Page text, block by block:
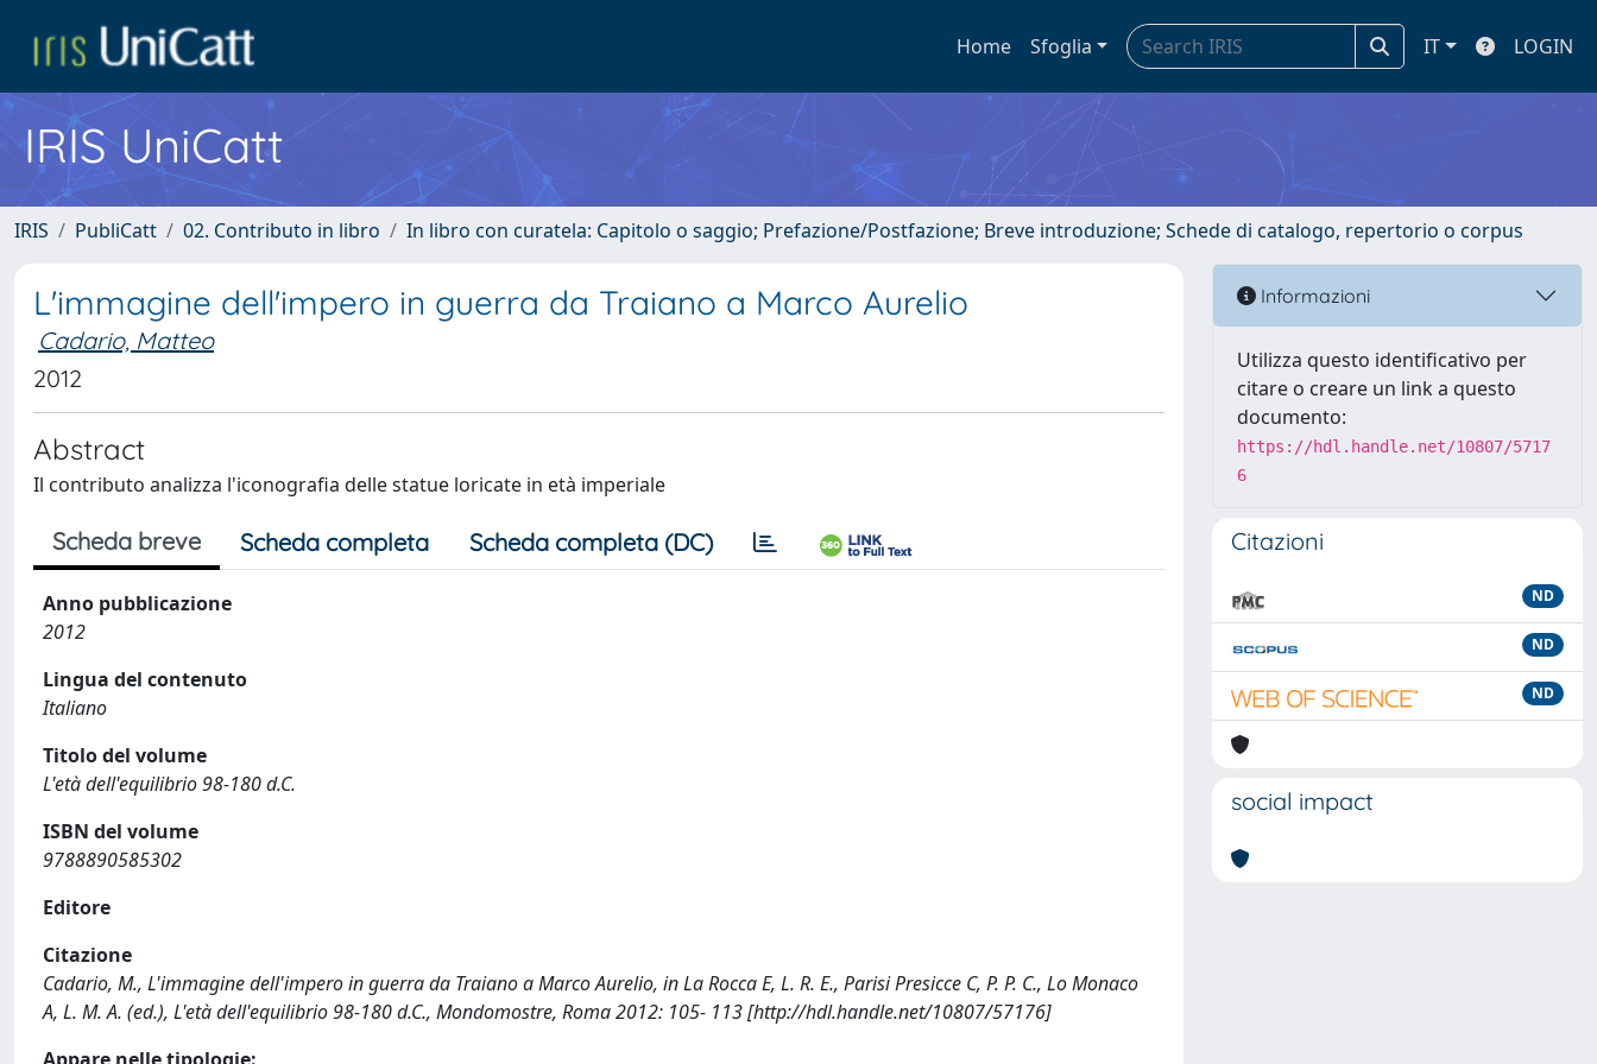
Home Sfoglia IT LOGIN
IRIS UniCatt
IRIS PubliCatt 02. Contributo in libro In libro con curatela: Capitolo o saggio; Prefazione/Postfazione; Breve introduzione; Schede di catalogo, repertorio o corpus
L'immagine dell'impero in guerra da Traiano a Marco Aurelio
Cadario, Matteo
2012
Abstract
Il contributo analizza l'iconografia delle statue loricate in età imperiale
Scheda breve Scheda completa Scheda completa (DC)
Anno pubblicazione
2012
Lingua del contenuto
Italiano
Titolo del volume
L'età dell'equilibrio 98-180 d.C.
ISBN del volume
9788890585302
Editore
Citazione
Cadario, M., L'immagine dell'impero in guerra da Traiano a Marco Aurelio, in La Rocca E, L. R. E., Parisi Presicce C, P. P. C., Lo Monaco
A, L. M. A. (ed.), L'età dell'equilibrio 98-180 d.C., Mondomostre, Roma 2012: 105- 113 [http://hdl.handle.net/10807/57176]
Informazioni
Utilizza questo identificativo per
citare o creare un link a questo
documento:
https://hdl.handle.net/10807/5717
6
Citazioni
ND
ND
ND
social impact